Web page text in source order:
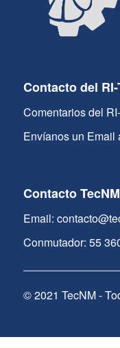
Contacto del RI-
Comentarios del
Envíanos un Email
Contacto TecNM
Email:
Conmutador: 55
© 2021 TecNM -